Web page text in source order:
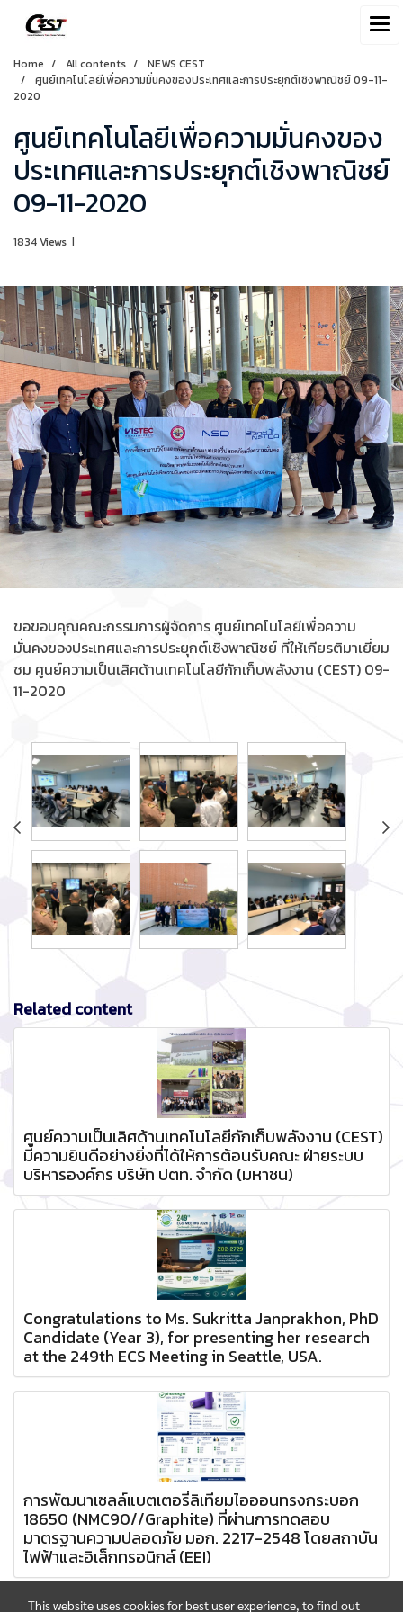
Home All contents
NEWS CEST
ศูนย์เทคโนโลยีเพื่อความมั่นคงของประเทศและการประยุกต์เชิงพาณิชย์ 09-11-
2020
ศูนย์เทคโนโลยีเพื่อความมั่นคงของ
ประเทศและการประยุกต์เชิงพาณิชย์
09-11-2020
1834 Views |
ขอขอบคุณคณะกรรมการผู้จัดการ ศูนย์เทคโนโลยีเพื่อความ
มั่นคงของประเทศและการประยุกต์เชิงพาณิชย์ ที่ให้เกียรติมาเยี่ยม
ชม ศูนย์ความเป็นเลิศด้านเทคโนโลยีกักเก็บพลังงาน (CEST) 09-
11-2020
Related content
ศูนย์ความเป็นเลิศด้านเทคโนโลยีกักเก็บพลังงาน (CEST)
มีความยินดีอย่างยิ่งที่ได้ให้การต้อนรับคณะ ฝ่ายระบบ
บริหารองค์กร บริษัท ปตท. จำกัด (มหาชน)
Congratulations to Ms. Sukritta Janprakhon, PhD
Candidate (Year 3), for presenting her research
at the 249th ECS Meeting in Seattle, USA.
การพัฒนาเซลล์แบตเตอรี่ลิเทียมไอออนทรงกระบอก
18650 (NMC90//Graphite) ที่ผ่านการทดสอบ
มาตรฐานความปลอดภัย มอก. 2217-2548 โดยสถาบัน
ไฟฟ้าและอิเล็กทรอนิกส์ (EEI)
This website uses cookies for best user experience, to find out